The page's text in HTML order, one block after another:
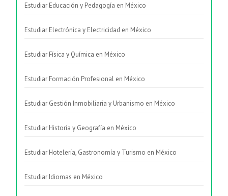
Estudiar Educación y Pedagogía en México
Estudiar Electrónica y Electricidad en México
Estudiar Física y Química en México
Estudiar Formación Profesional en México
Estudiar Gestión Inmobiliaria y Urbanismo en México
Estudiar Historia y Geografía en México
Estudiar Hotelería, Gastronomía y Turismo en México
Estudiar Idiomas en México